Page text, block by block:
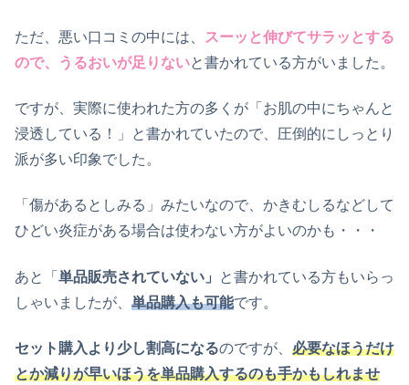
ただ、悪い口コミの中には、
スーッと伸びてサラッとする
ので、うるおいが足りないと書かれている方がいました。
ですが、実際に使われた方の多くが「お肌の中にちゃんと
浸透している！」と書かれていたので、圧倒的にしっとり
派が多い印象でした。
「傷があるとしみる」みたいなので、かきむしるなどして
ひどい炎症がある場合は使わない方がよいのかも・・・
あと「 単品販売されていない」
と書かれている方もいらっ
しゃいましたが、 単品購入も可能です。
セット購入より少し割高になるのですが、 必要なほうだけ
とか減りが早いほうを単品購入するのも手かもしれませ